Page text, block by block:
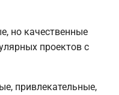
но качественные
проектов с
привлекательные,